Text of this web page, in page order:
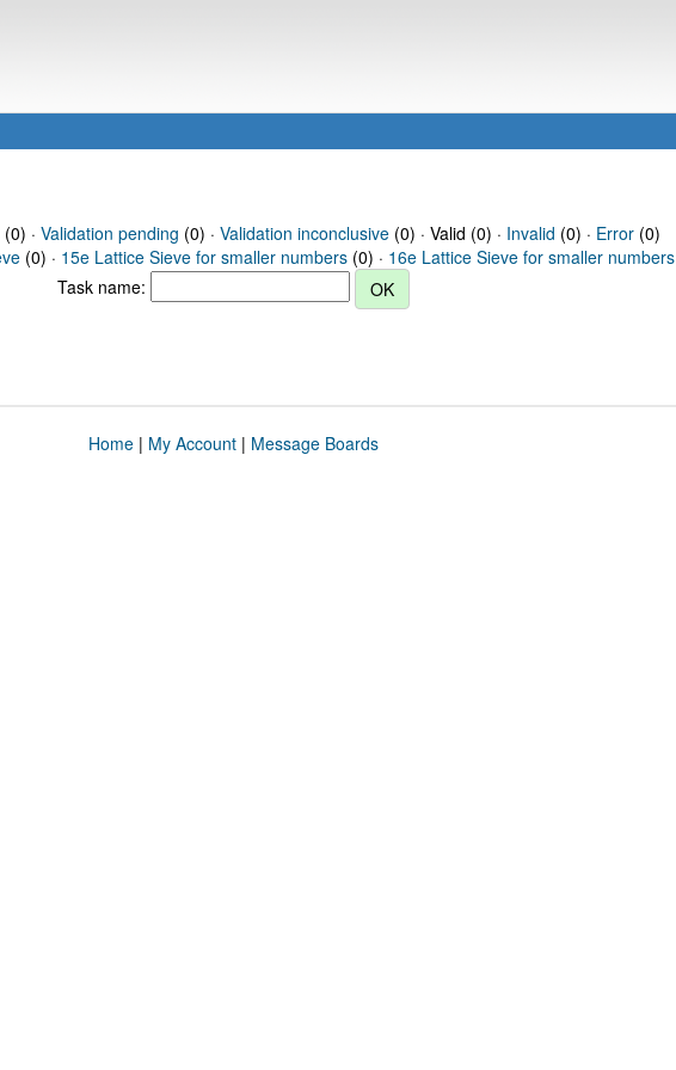
(0) · Validation pending (0) · Validation inconclusive(0) · Valid (0) · Invalid (0) · Error(0)
(0) · 15e Lattice Sieve for smaller numbers (0) · 16e Lattice Sieve for smaller numbers
Task name:
Home| My Account| Message Boards